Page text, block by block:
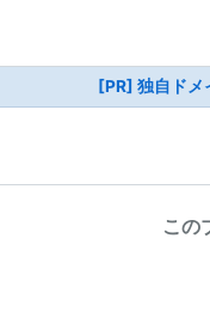
[PR] 独自ドメ
この